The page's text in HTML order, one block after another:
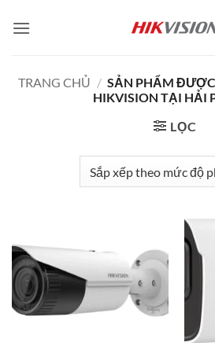
qua
TRANG CHỦ / SẢN PHẨM
HIKVISION TẠI HẢI
LỌC